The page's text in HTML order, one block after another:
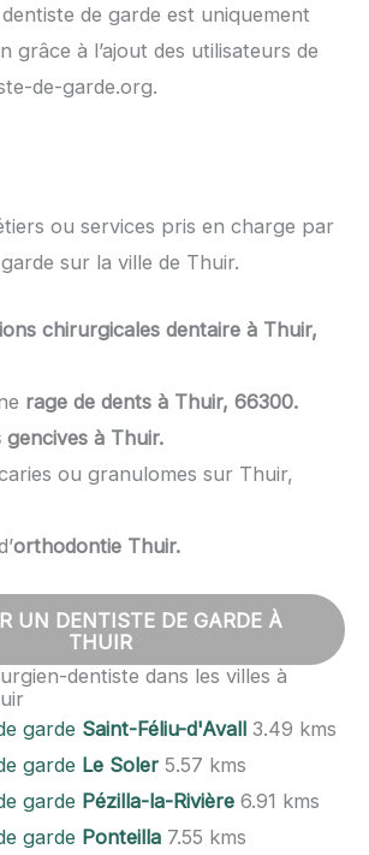
dentiste de garde est uniquement
grâce à l’ajout des utilisateurs de
de-garde.org.
ou services pris en charge par
sur la ville de Thuir.
chirurgicales dentaire à Thuir,
rage de dents à Thuir, 66300.
gencives à Thuir.
ou granulomes sur Thuir,
orthodontie Thuir.
UN DENTISTE DE GARDE À
THUIR
dentiste dans les villes à
garde Saint-Féliu-d'Avall 3.49 kms
garde Le Soler 5.57 kms
garde Pézilla-la-Rivière 6.91 kms
garde Ponteilla 7.55 kms